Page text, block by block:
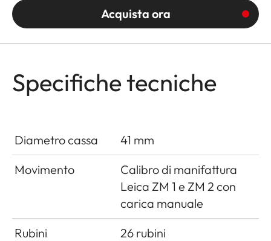
Acquista ora
Specifiche tecniche
Diametro cassa
41 mm
Movimento
Calibro di manifattura
Leica ZM 1 e ZM 2 con
carica manuale
Rubini
26 rubini